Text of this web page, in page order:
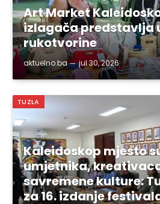
Art Market
izlagača predstavlja
rukotvorine
aktuelno.ba jul 30, 2026
TUZLA
Kaleidoskop mjesto
umjetnika,
savremene kulture:
za 16. izdanje